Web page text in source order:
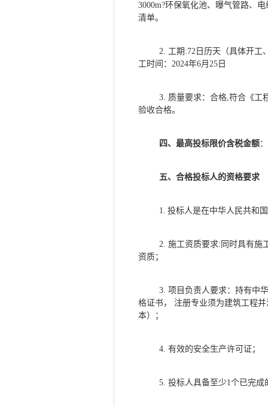
3000m?环保氧化池、曝气管路、
清单。
2. 工期 :72日历天（具体开工
工时间：2024年6月25日
3. 质量要求：合格,符合《工
验收合格。
四、最高投标限价含税金额
五、 合格投标人的资格要求
1. 投标人是在中华人民共和
2. 施工资质要求:同时具有施
资质；
3. 项目负责人要求：持有中
格证书，
注册专业须为建筑工程
本）；
4. 有效的安全生产许可证；
5. 投标人具备至少1个已完成